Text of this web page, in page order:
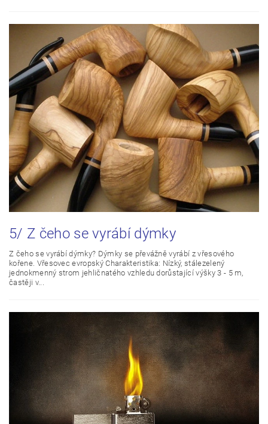
5/ Z čeho se vyrábí dýmky
Z čeho se vyrábí dýmky? Dýmky se převážně vyrábí z vřesového
kořene. Vřesovec evropský Charakteristika: Nízký, stálezelený
jednokmenný strom jehličnatého vzhledu dorůstající výšky 3 - 5 m,
častěji v...